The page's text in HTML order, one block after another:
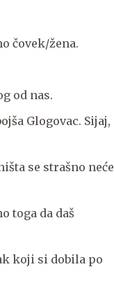
čovek/žena.
od nas.
Glogovac. Sijaj,
se strašno neće
toga da daš
koji si dobila po